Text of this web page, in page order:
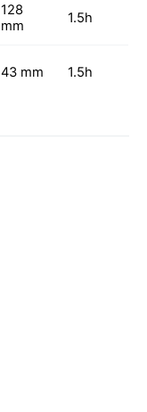
128
mm
1.5h
43 mm 1.5h